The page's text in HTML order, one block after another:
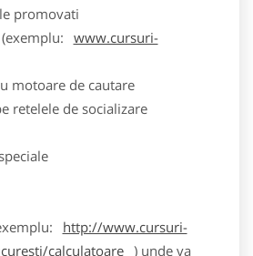
promovati
www.cursuri-
motoare de cautare
retelele de socializare
http://www.cursuri-
calculatoare ) unde va